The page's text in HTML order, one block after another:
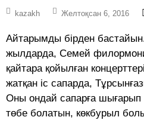
kazakh Желтоқсан 6, 2016
Айтарымды бірден
жылдарда, Семей
қайтара қойылған
жатқан іс сапарда,
Оны ондай сапарға шығарып
төбе болатын, көкбурыл